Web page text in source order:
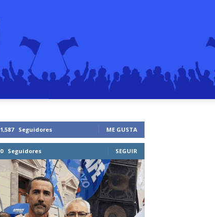
1,587 Seguidores ME GUSTA
0 Seguidores SEGUIR